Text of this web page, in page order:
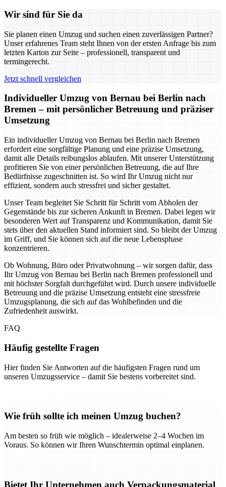
Wir sind für Sie da
Sie planen einen Umzug und suchen einen zuverlässigen Partner?
Unser erfahrenes Team steht Ihnen von der ersten Anfrage bis zum
letzten Karton zur Seite – professionell, transparent und
termingerecht.
Jetzt schnell vergleichen
Individueller Umzug von Bernau bei Berlin nach
Bremen – mit persönlicher Betreuung und präziser
Umsetzung
Ein individueller Umzug von Bernau bei Berlin nach Bremen
erfordert eine sorgfältige Planung und eine präzise Umsetzung,
damit alle Details reibungslos ablaufen. Mit unserer Unterstützung
profitieren Sie von einer persönlichen Betreuung, die auf Ihre
Bedürfnisse zugeschnitten ist. So wird Ihr Umzug nicht nur
effizient, sondern auch stressfrei und sicher gestaltet.
Unser Team begleitet Sie Schritt für Schritt vom Abholen der
Gegenstände bis zur sicheren Ankunft in Bremen. Dabei legen wir
besonderen Wert auf Transparenz und Kommunikation, damit Sie
stets über den aktuellen Stand informiert sind. So bleibt der Umzug
im Griff, und Sie können sich auf die neue Lebensphase
konzentrieren.
Ob Wohnung, Büro oder Privatwohnung – wir sorgen dafür, dass
Ihr Umzug von Bernau bei Berlin nach Bremen professionell und
mit höchster Sorgfalt durchgeführt wird. Durch unsere individuelle
Betreuung und die präzise Umsetzung entsteht eine stressfreie
Umzugsplanung, die sich auf das Wohlbefinden und die
Zufriedenheit auswirkt.
FAQ
Häufig gestellte Fragen
Hier finden Sie Antworten auf die häufigsten Fragen rund um
unseren Umzugsservice – damit Sie bestens vorbereitet sind.
Wie früh sollte ich meinen Umzug buchen?
Am besten so früh wie möglich – idealerweise 2–4 Wochen im
Voraus. So können wir Ihren Wunschtermin optimal einplanen.
Bietet Ihr Unternehmen auch Verpackungsmaterial